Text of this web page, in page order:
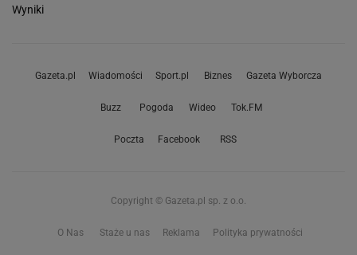
Wyniki
Gazeta.pl Wiadomości Sport.pl Biznes Gazeta Wyborcza
Buzz Pogoda Wideo Tok.FM
Poczta Facebook RSS
Copyright © Gazeta.pl sp. z o.o.
O Nas Staże u nas Reklama Polityka prywatności